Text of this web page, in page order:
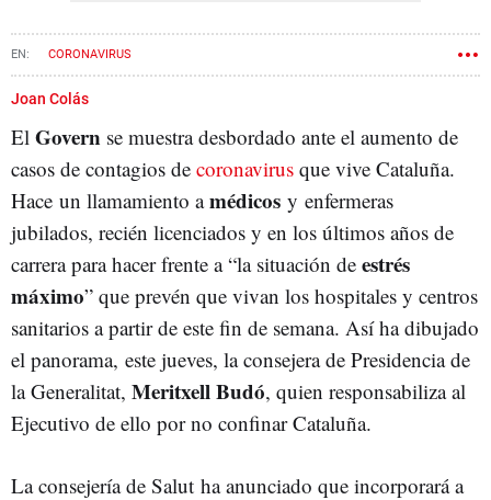
CORONAVIRUS
Joan Colás
El Govern se muestra desbordado ante el aumento de
casos de contagios de coronavirus que vive Cataluña.
Hace un llamamiento amédicos y enfermeras
jubilados, recién licenciados y en los últimos años de
carrera para hacer frente a “la situación de estrés
máximo” que prevén que vivan los hospitales y centros
sanitarios a partir de este fin de semana. Así ha dibujado
el panorama, este jueves, la consejera de Presidencia de
la Generalitat, Meritxell Budó, quien responsabiliza al
Ejecutivo de ello por no confinar Cataluña.
La consejería de Salut ha anunciado que incorporará a